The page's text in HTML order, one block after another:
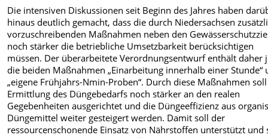
Die intensiven Diskussionen seit Beginn des Jahres haben
hinaus deutlich gemacht, dass die durch Niedersachsen
vorzuschreibenden Maßnahmen neben den
noch stärker die betriebliche Umsetzbarkeit berücksichtigen
müssen. Der überarbeitete Verordnungsentwurf enthält daher
die beiden Maßnahmen „Einarbeitung innerhalb einer Stunde“
„eigene Frühjahrs-Nmin-Proben“. Durch diese Maßnahmen
Ermittlung des Düngebedarfs noch stärker an den realen
Gegebenheiten ausgerichtet und die Düngeeffizienz aus
Düngemittel weiter gesteigert werden. Damit soll der
ressourcenschonende Einsatz von Nährstoffen unterstützt und